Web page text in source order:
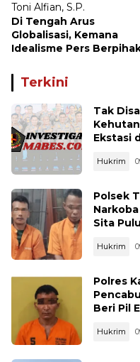
Toni Alfian, S.P.
Di Tengah Arus
Globalisasi, Kemana
Idealisme Pers
Terkini
Tak
Ekstasi
Hukrim
Polsek
Sita
Hukrim
Polres
Beri Pil
Hukrim